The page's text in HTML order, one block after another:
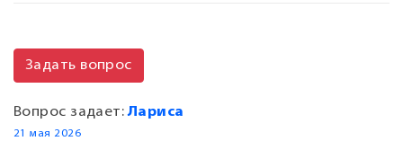
Задать вопрос
Вопрос задает:Лариса
21 мая 2026